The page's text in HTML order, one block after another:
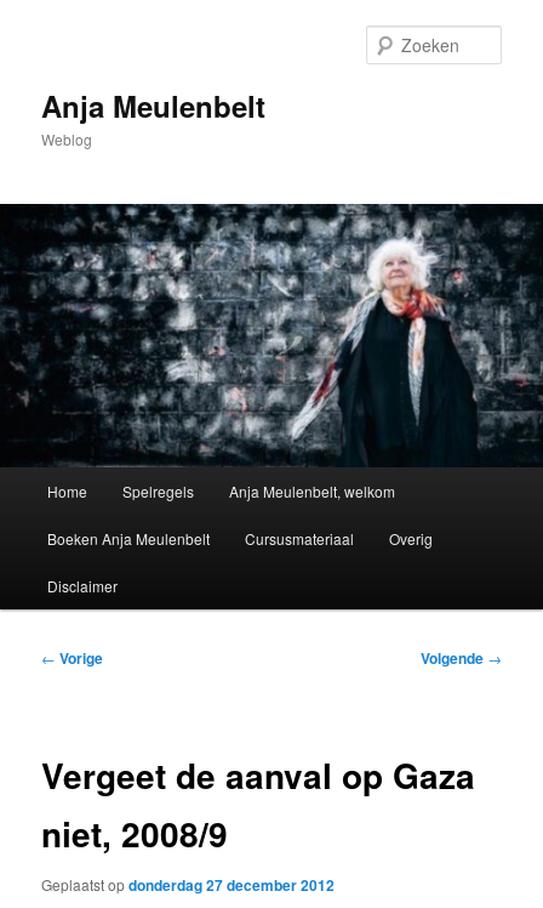
inhoudAnja Meulenbelt
Weblog
Home Spelregels Anja Meulenbelt, welkom
Boeken Anja Meulenbelt Cursusmateriaal Overig
Disclaimer
Bericht
← Vorige Volgende →
Vergeet de aanval op Gaza
niet, 2008/9
Geplaatst opdonderdag 27 december 2012